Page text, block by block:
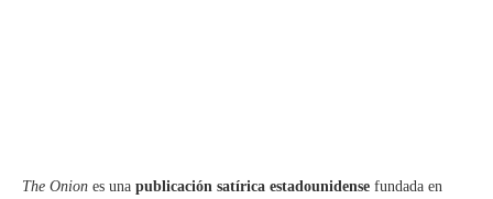
The Onion es una publicación satírica estadounidense fundada en